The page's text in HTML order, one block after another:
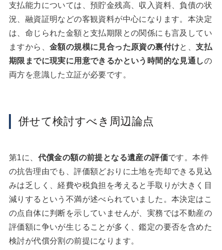
支払能力については、預貯金残高、収入資料、負債の状
況、融資証明などの客観資料が中心になります。本決定
は、命じられた金額と支払期限との関係にも言及してい
ますから、 金額の規模に見合った原資の裏付けと、支払
期限までに現実に用意できるかという時間的な見通しの
両方を意識した立証が必要です。
併せて検討すべき周辺論点
第1に、 代償金の額の前提となる遺産の評価です。本件
の抗告理由でも、評価額どおりに土地を売却できる見込
みは乏しく、経費や税負担を考えると手取りが大きく目
減りするという不満が述べられていました。本決定はこ
の点自体に判断を示していませんが、実務では不動産の
評価額に争いが生じることが多く、鑑定の要否を含めた
検討が代償分割の前提になります。